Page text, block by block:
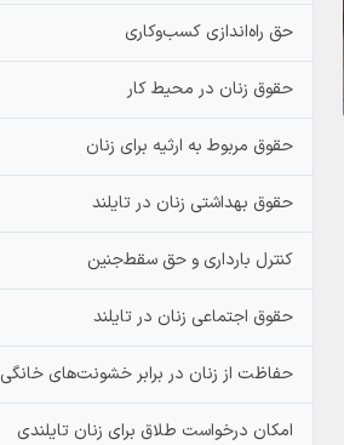
حق راه‌اندازی کسب‌وکاری
حقوق زنان در محیط کار
حقوق مربوط به ارثیه برای زنان
حقوق بهداشتی زنان در تایلند
کنترل بارداری و حق سقط‌جنین
حقوق اجتماعی زنان در تایلند
حفاظت از زنان در برابر خشونت‌های خانگی
امکان درخواست طلاق برای زنان تایلندی